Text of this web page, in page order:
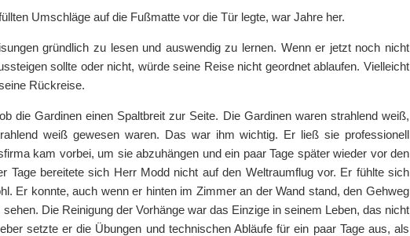
Umschläge auf die Fußmatte vor die Tür legte, war Jahre her.
gründlich zu lesen und auswendig zu lernen. Wenn er jetzt noch nicht
sollte oder nicht, würde seine Reise nicht geordnet ablaufen. Vielleicht
Rückreise.
die Gardinen einen Spaltbreit zur Seite. Die Gardinen waren strahlend weiß,
weiß gewesen waren. Das war ihm wichtig. Er ließ sie professionell
kam vorbei, um sie abzuhängen und ein paar Tage später wieder vor den
Tage bereitete sich Herr Modd nicht auf den Weltraumflug vor. Er fühlte sich
Er konnte, auch wenn er hinten im Zimmer an der Wand stand, den Gehweg
Die Reinigung der Vorhänge war das Einzige in seinem Leben, das nicht
setzte er die Übungen und technischen Abläufe für ein paar Tage aus, als